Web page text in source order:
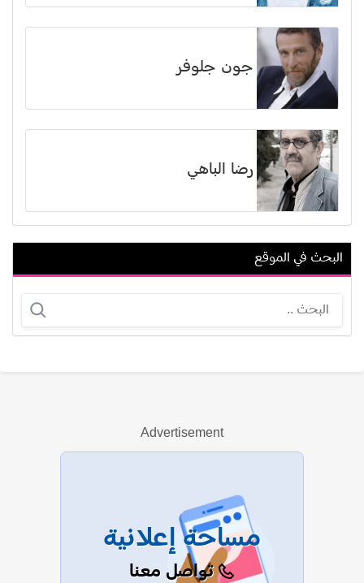
جون جلوفر
رضا الباهي
تشارليز ثيرون
عرض الكل
البحث في الموقع
Advertisement
مساحة إعلانية
تواصل معنا